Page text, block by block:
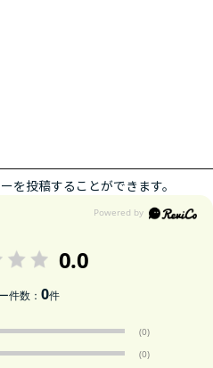
を投稿することができます。
0.0
件数：0件
(0)
(0)